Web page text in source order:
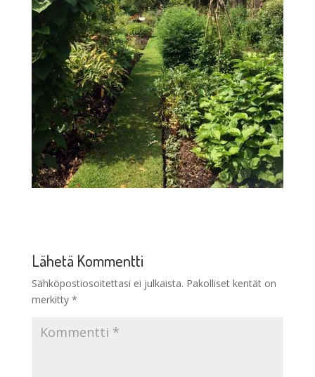
Lähetä Kommentti
Sähköpostiosoitettasi ei julkaista. Pakolliset kentät on
merkitty *